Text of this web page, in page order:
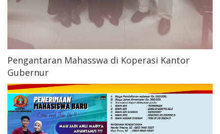
Pengantaran Mahasswa di Koperasi Kantor
Gubernur